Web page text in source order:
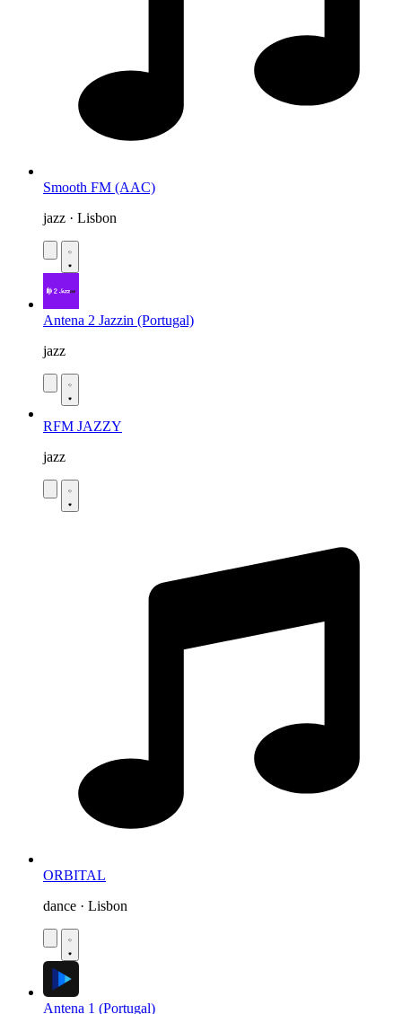
Smooth FM (AAC)
jazz · Lisbon
Antena 2 Jazzin (Portugal)
jazz
RFM JAZZY
jazz
ORBITAL
dance · Lisbon
Antena 1 (Portugal)